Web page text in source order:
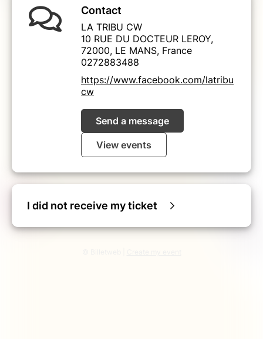
Contact
LA TRIBU CW
10 RUE DU DOCTEUR LEROY,
72000, LE MANS, France
0272883488
https://www.facebook.com/latribu
cw
Send a message
View events
I did not receive my ticket